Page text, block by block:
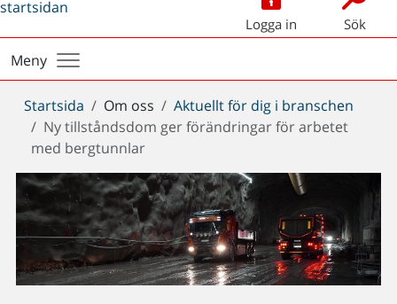
Logga in Sök
Meny
Du
är
här:
Startsida Om oss
Aktuellt för dig i branschen
Ny tillståndsdom ger förändringar för arbetet
med bergtunnlar